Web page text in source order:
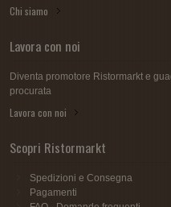
Chi siamo
Lavora con noi
Diventa promotore Ristormarkt e
procurata
Lavora con noi
Scopri Ristormarkt
Spedizioni e Consegna
Pagamenti